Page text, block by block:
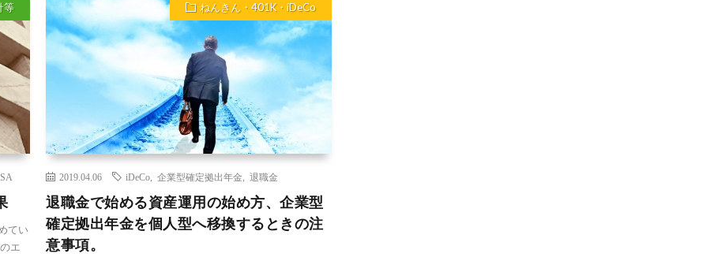
等
てい
エ
ねんきん・401K・iDeCo
2019.04.06 iDeCo ,企業型確定拠出年金 ,退職金
退職金で始める資産運用の始め方、企業型
確定拠出年金を個人型へ移換するときの注
意事項。